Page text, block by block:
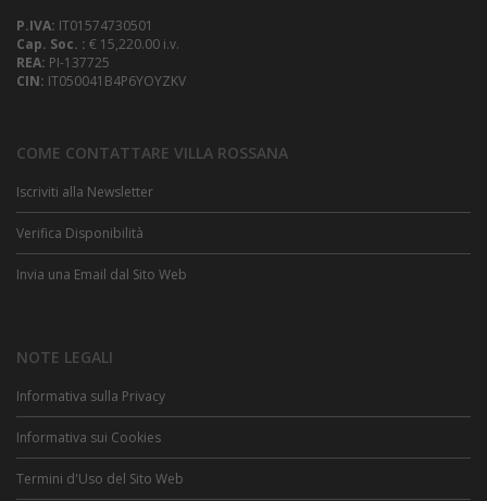
P.IVA: IT01574730501
Cap. Soc. : € 15,220.00 i.v.
REA: PI-137725
CIN: IT050041B4P6YOYZKV
COME CONTATTARE VILLA ROSSANA
Iscriviti alla Newsletter
Verifica Disponibilità
Invia una Email dal Sito Web
NOTE LEGALI
Informativa sulla Privacy
Informativa sui Cookies
Termini d'Uso del Sito Web